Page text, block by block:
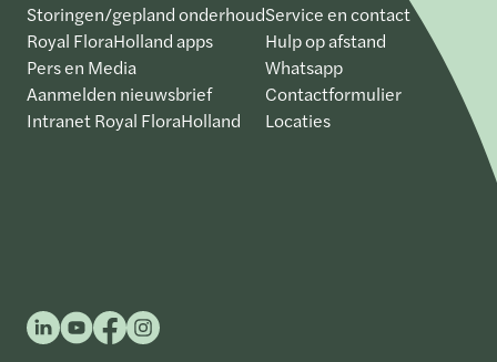
Storingen/gepland onderhoud
Royal FloraHolland apps
Pers en Media
Aanmelden nieuwsbrief
Intranet Royal FloraHolland
Service en contact
Hulp op afstand
Whatsapp
Contactformulier
Locaties